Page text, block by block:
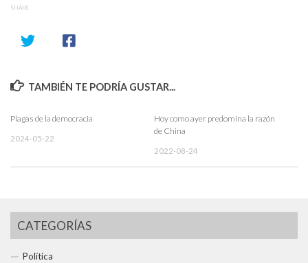
SHARE
TAMBIÉN TE PODRÍA GUSTAR...
Plagas de la democracia
2024-05-22
Hoy como ayer predomina la razón
de China
2022-08-24
CATEGORÍAS
Política